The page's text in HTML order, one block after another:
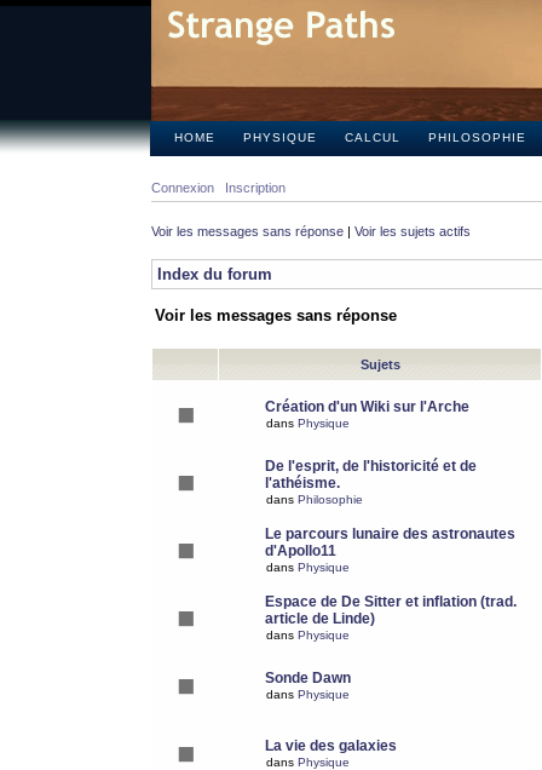
HOME PHYSIQUE CALCUL PHILOSOPHIE
Connexion Inscription
Voir les messages sans réponse | Voir les sujets actifs
Index du forum
Voir les messages sans réponse
Sujets
Création d'un Wiki sur l'Arche
dans Physique
De l'esprit, de l'historicité et de
l'athéisme.
dans Philosophie
Le parcours lunaire des astronautes
d'Apollo11
dans Physique
Espace de De Sitter et inflation (trad.
article de Linde)
dans Physique
Sonde Dawn
dans Physique
La vie des galaxies
dans Physique